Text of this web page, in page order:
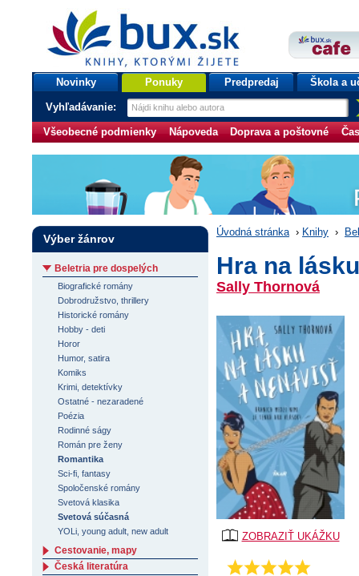
bux.sk
knihy, ktorými žijete
Úvodná stránka
Novinky Ponuky Predpredaj Škola a
Vyhľadávanie:
Všeobecné podmienky Nápoveda Doprava a poštovné
Úvodná stránka › Knihy ›
Hra na
Sally Thornová
ZOBRAZIŤ UKÁŽKU
Priemer:
5.0
Výber žánrov
Beletria pre dospelých
Biografické romány
Dobrodružstvo, thrillery
Historické romány
Hobby - deti
Horor
Humor, satira
Komiks
Krimi, detektívky
Ostatné - nezaradené
Poézia
Rodinné ságy
Román pre ženy
Romantika
Sci-fi, fantasy
Spoločenské romány
Svetová klasika
Svetová súčasná
YOLi, young adult, new adult
Cestovanie, mapy
Česká literatúra